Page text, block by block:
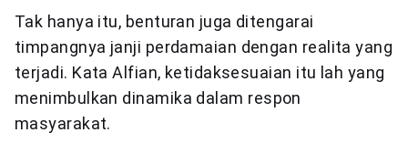
Tak hanya itu, benturan juga ditengarai
timpangnya janji perdamaian dengan realita yang
terjadi. Kata Alfian, ketidaksesuaian itu lah yang
menimbulkan dinamika dalam respon
masyarakat.